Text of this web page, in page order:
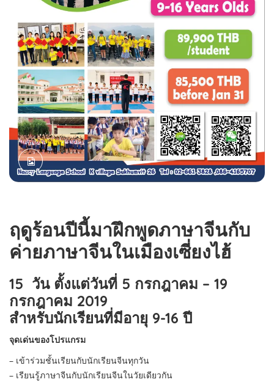
ฤดูร้อนปีนี้มาฝึกพูดภาษาจีนกับ
ค่ายภาษาจีนในเมืองเซี่ยงไฮ้
15 วัน ตั้งแต่วันที่ 5 กรกฎาคม – 19
กรกฎาคม 2019
สำหรับนักเรียนที่มีอายุ 9-16 ปี
จุดเด่นของโปรแกรม
– เข้าร่วมชั้นเรียนกับนักเรียนจีนทุกวัน
– เรียนรู้ภาษาจีนกับนักเรียนจีนในวัยเดียวกัน